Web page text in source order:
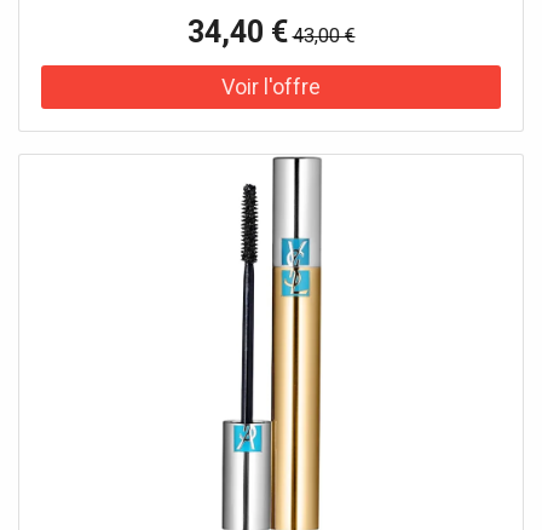
Convient aux yeux sensibles et aux porteuses de lentilles
de contact. Effet : volumateur, épaississant
Caractéristique : longue tenue Il n'y a pas de précautions
d'emploi spécifiques à prendre dans des conditions
ce produit.
34,40 € 43,00 €